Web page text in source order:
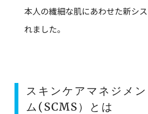
本人の繊細な肌にあわせた新シ
れました。
スキンケアマネジメ
ム(SCMS）とは